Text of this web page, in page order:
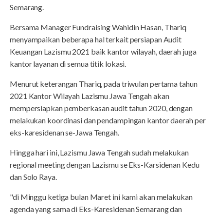
Semarang.
Bersama Manager Fundraising Wahidin Hasan, Thariq
menyampaikan beberapa hal terkait persiapan Audit
Keuangan Lazismu 2021 baik kantor wilayah, daerah juga
kantor layanan di semua titik lokasi.
Menurut keterangan Thariq, pada triwulan pertama tahun
2021 Kantor Wilayah Lazismu Jawa Tengah akan
mempersiapkan pemberkasan audit tahun 2020, dengan
melakukan koordinasi dan pendampingan kantor daerah per
eks-karesidenan se-Jawa Tengah.
Hingga hari ini, Lazismu Jawa Tengah sudah melakukan
regional meeting dengan Lazismu se Eks-Karsidenan Kedu
dan Solo Raya.
"di Minggu ketiga bulan Maret ini kami akan melakukan
agenda yang sama di Eks-Karesidenan Semarang dan